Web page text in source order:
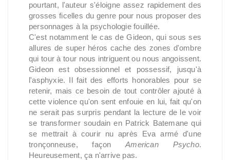
pourtant, l'auteur s'éloigne assez rapidement des
grosses ficelles du genre pour nous proposer des
personnages à la psychologie fouillée.
C'est notamment le cas de Gideon, qui sous ses
allures de super héros cache des zones d'ombre
qui tour à tour nous intriguent ou nous angoissent.
Gideon est obsessionnel et possessif, jusqu'à
l'asphyxie. Il fait des efforts honorables pour se
retenir, mais ce besoin de tout contrôler ajouté à
cette violence qu'on sent enfouie en lui, fait qu'on
ne serait pas surpris pendant la lecture de le voir
se transformer soudain en Patrick Batemane qui
se mettrait à courir nu après Eva armé d'une
tronçonneuse, façonAmerican Psycho.
Heureusement, ça n'arrive pas.